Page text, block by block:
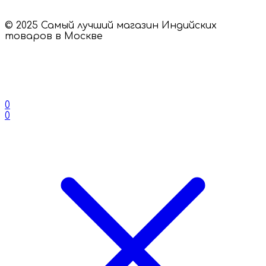
© 2025 Самый лучший магазин Индийских
товаров в Москве
0
0